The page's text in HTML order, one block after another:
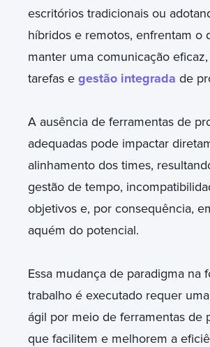
escritórios tradicionais ou
híbridos e remotos, enfrentam o
manter uma comunicação
tarefas e gestão integrada de
A ausência de ferramentas de
adequadas pode impactar
alinhamento dos times,
gestão de tempo,
objetivos e, por consequência,
aquém do potencial.
Essa mudança de paradigma na
trabalho é executado requer
ágil por meio de ferramentas de
que facilitem e melhorem a